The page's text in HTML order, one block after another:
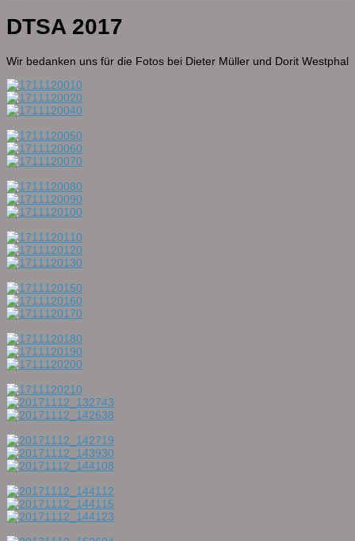
DTSA 2017
Wir bedanken uns für die Fotos bei Dieter Müller und Dorit Westphal